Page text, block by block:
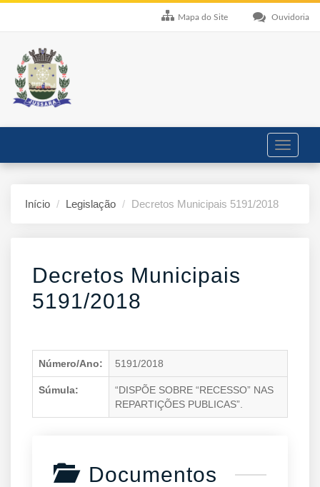
Ouvidoria
Mapa do Site
Toggle
Início Legislação Decretos Municipais 5191/2018
Decretos Municipais
5191/2018
Número/Ano: 5191/2018
Súmula:
“DISPÕE SOBRE “RECESSO” NAS
REPARTIÇÕES PUBLICAS”.
Documentos